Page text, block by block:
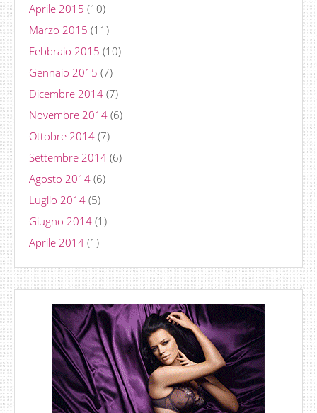
Aprile 2015 (10)
Marzo 2015 (11)
Febbraio 2015 (10)
Gennaio 2015 (7)
Dicembre 2014 (7)
Novembre 2014 (6)
Ottobre 2014 (7)
Settembre 2014 (6)
Agosto 2014 (6)
Luglio 2014 (5)
Giugno 2014 (1)
Aprile 2014 (1)